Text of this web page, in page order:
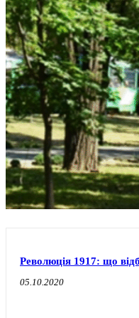
Революція 1917: що
05.10.2020